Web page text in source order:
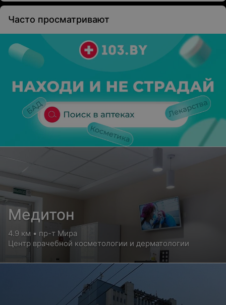
Часто просматривают
Медитон
4.9 км • пр-т Мира
Центр врачебной косметологии и дерматологии